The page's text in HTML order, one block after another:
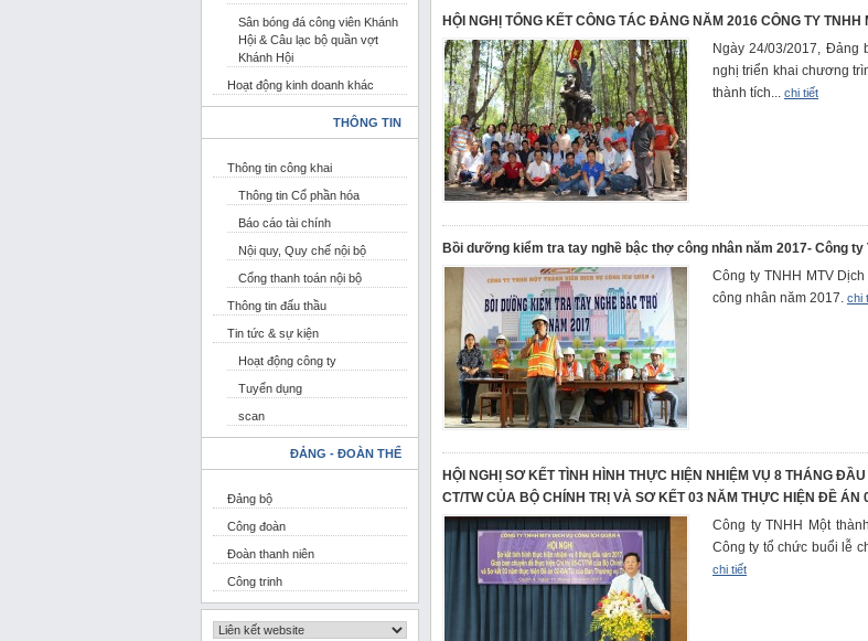
Sân bóng đá công viên Khánh
Hội & Câu lạc bộ quần vợt
Khánh Hội
Hoạt động kinh doanh khác
THÔNG TIN
Thông tin công khai
Thông tin Cổ phần hóa
Báo cáo tài chính
Nội quy, Quy chế nội bộ
Cổng thanh toán nội bộ
Thông tin đấu thầu
Tin tức & sự kiện
Hoạt động công ty
Tuyển dụng
scan
ĐẢNG - ĐOÀN THỂ
Đảng bộ
Công đoàn
Đoàn thanh niên
Công trinh
HỘI NGHỊ TỔNG KẾT CÔNG TÁC ĐẢNG NĂM 2016 CÔNG TY
Ngày 24/03/2017, Đảng
nghị triển khai chương
thành tích... chi tiết
Bồi dưỡng kiểm tra tay nghề bậc thợ công nhân năm 2017- Công ty
Công ty TNHH MTV
công nhân năm 2017. chi
HỘI NGHỊ SƠ KẾT TÌNH HÌNH THỰC HIỆN NHIỆM VỤ 8 THÁNG
CT/TW CỦA BỘ CHÍNH TRỊ VÀ SƠ KẾT 03 NĂM THỰC HIỆN ĐỀ
Công ty TNHH Một
Công ty tổ chức buổi lễ
chi tiết